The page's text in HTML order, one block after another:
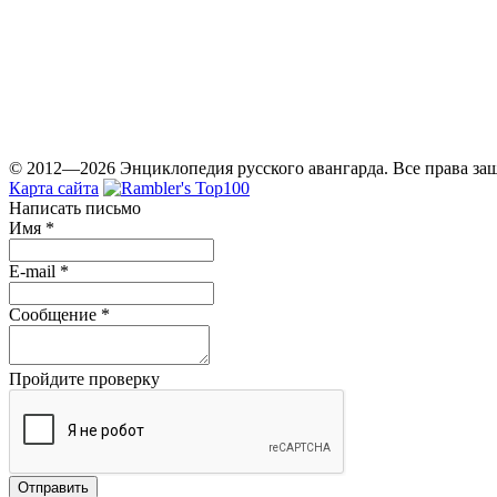
© 2012—2026 Энциклопедия русского авангарда. Все права
Карта сайта
Написать письмо
Имя *
E-mail *
Сообщение *
Пройдите проверку